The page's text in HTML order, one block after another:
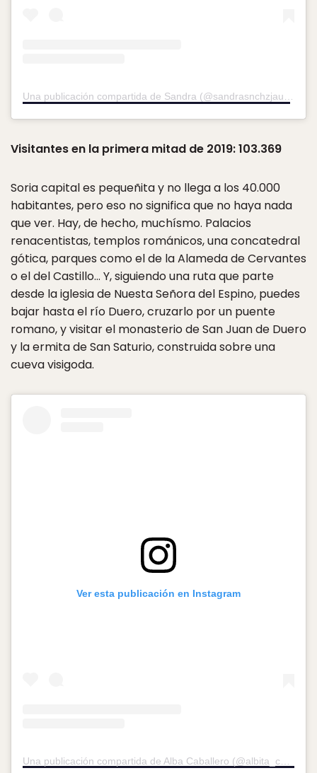
Una publicación compartida de Sandra (@sandrasnchzjaut)el
Visitantes en la primera mitad de 2019: 103.369
Soria capital es pequeñita y no llega a los 40.000
habitantes, pero eso no significa que no haya nada
que ver. Hay, de hecho, muchísmo. Palacios
renacentistas, templos románicos, una concatedral
gótica, parques como el de la Alameda de Cervantes
o el del Castillo… Y, siguiendo una ruta que parte
desde la iglesia de Nuesta Señora del Espino, puedes
bajar hasta el río Duero, cruzarlo por un puente
romano, y visitar el monasterio de San Juan de Duero
y la ermita de San Saturio, construida sobre una
cueva visigoda.
Ver esta publicación en Instagram